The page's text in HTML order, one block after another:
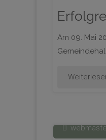
Am 09. Mai